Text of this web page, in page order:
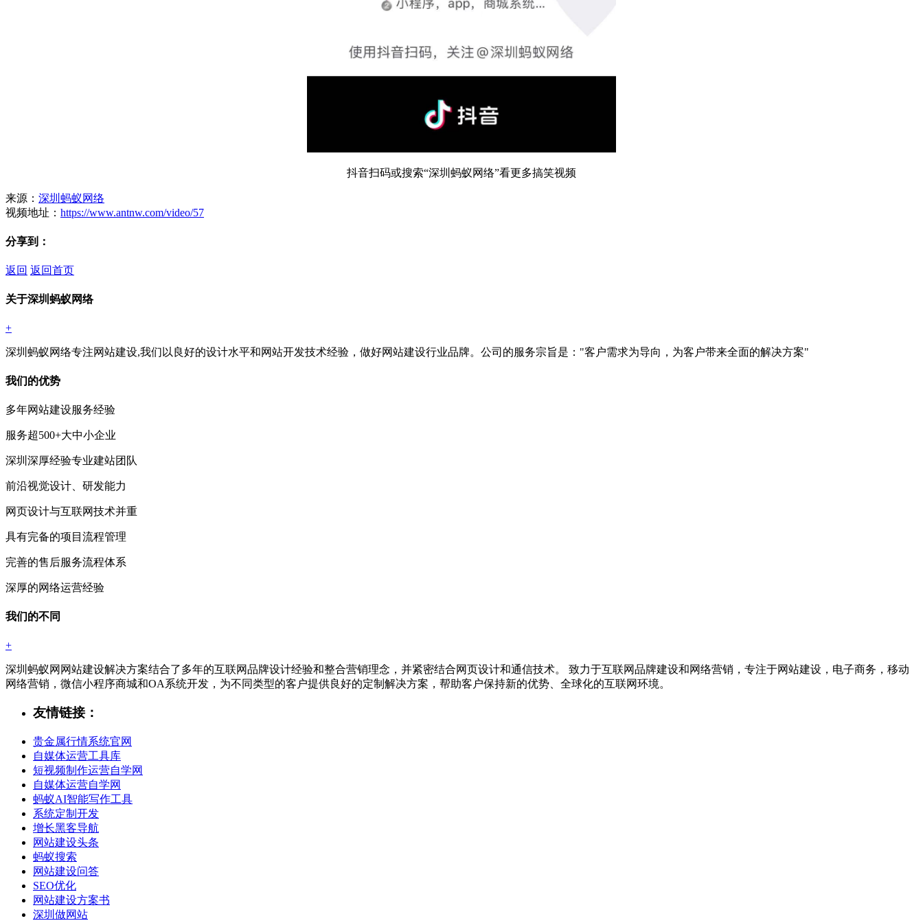
抖音扫码或搜索“深圳蚂蚁网络”看更多搞笑视频
来源： 深圳蚂蚁网络
视频地址： https://www.antnw.com/video/57
分享到：
返回 返回首页
关于深圳蚂蚁网络
+
深圳蚂蚁网络专注网站建设,我们以良好的设计水平和网站开发技术经验，做好网站建设行业品牌。公司的服务宗旨是："客户需求为导向，为客户带来全面的解决方案"
我们的优势
多年网站建设服务经验
服务超500+大中小企业
深圳深厚经验专业建站团队
前沿视觉设计、研发能力
网页设计与互联网技术并重
具有完备的项目流程管理
完善的售后服务流程体系
深厚的网络运营经验
我们的不同
+
深圳蚂蚁网网站建设解决方案结合了多年的互联网品牌设计经验和整合营销理念，并紧密结合网页设计和通信技术。 致力于互联网品牌建设和网络营销，专注于网站建设，电子商务，移动
网络营销，微信小程序商城和OA系统开发，为不同类型的客户提供良好的定制解决方案，帮助客户保持新的优势、全球化的互联网环境。
友情链接：
贵金属行情系统官网
自媒体运营工具库
短视频制作运营自学网
自媒体运营自学网
蚂蚁AI智能写作工具
系统定制开发
增长黑客导航
网站建设头条
蚂蚁搜索
网站建设问答
SEO优化
网站建设方案书
深圳做网站